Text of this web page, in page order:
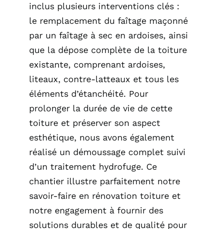
inclus plusieurs interventions clés :
le remplacement du faîtage maçonné
par un faîtage à sec en ardoises, ainsi
que la dépose complète de la toiture
existante, comprenant ardoises,
liteaux, contre-latteaux et tous les
éléments d’étanchéité. Pour
prolonger la durée de vie de cette
toiture et préserver son aspect
esthétique, nous avons également
réalisé un démoussage complet suivi
d’un traitement hydrofuge. Ce
chantier illustre parfaitement notre
savoir-faire en rénovation toiture et
notre engagement à fournir des
solutions durables et de qualité pour